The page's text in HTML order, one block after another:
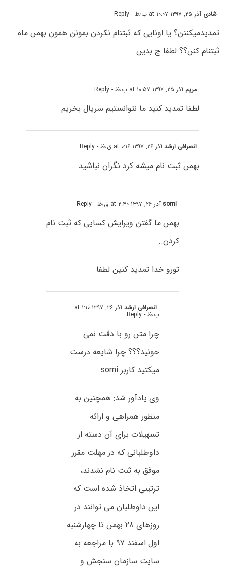
شادی آذر ۲۵, ۱۳۹۷ at ۱۰:۰۷ ب٫ظ - Reply
تمدیدمیکننن؟ یا اونایی که ثبتنام نکردن بمونن همون بهمن ماه
ثبتنام کنن؟؟ لطفا ج بدین
مریم آذر ۲۵, ۱۳۹۷ at ۱۰:۵۷ ب٫ظ - Reply
لطفا تمدید کنید ما نتوانستیم سریال بخریم
انصرافی ارشدآذر ۲۶, ۱۳۹۷ at ۰:۱۶ ق٫ظ - Reply
بهمن ثبت نام میشه کرد نگران نباشید
somi آذر ۲۶, ۱۳۹۷ at ۲:۴۰ ق٫ظ - Reply
بهمن ما گفتن ویرایش کسایی که ثبت نام
کردن..
تورو خدا تمدید کنین لطفا
انصرافی ارشد آذر ۲۶, ۱۳۹۷ at ۱:۱۰
ب٫ظ - Reply
چرا متن رو با دقت نمی
خونید؟؟؟ چرا شایعه درست
میکتید کاربر somi
وی یادآور شد: همچنین به
منظور همراهی و ارائه
تسهیلات برای آن دسته از
داوطلبانی که در مهلت مقرر
موفق به ثبت نام نشدند،
ترتیبی اتخاذ شده است که
این داوطلبان می توانند در
روزهای ۲۸ بهمن تا چهارشنبه
اول اسفند ۹۷ با مراجعه به
سایت سازمان سنجش و